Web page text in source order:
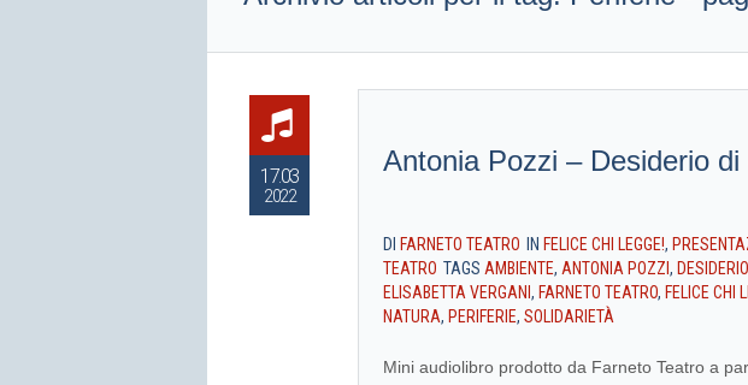
17.03
2022
Antonia Pozzi – Desiderio
DI FARNETO TEATRO IN FELICE CHI LEGGE!,
TEATRO TAGS AMBIENTE, ANTONIA POZZI ,
ELISABETTA VERGANI , FARNETO TEATRO, FELICE CHI
NATURA, PERIFERIE, SOLIDARIETÀ
Mini audiolibro prodotto da Farneto Teatro a